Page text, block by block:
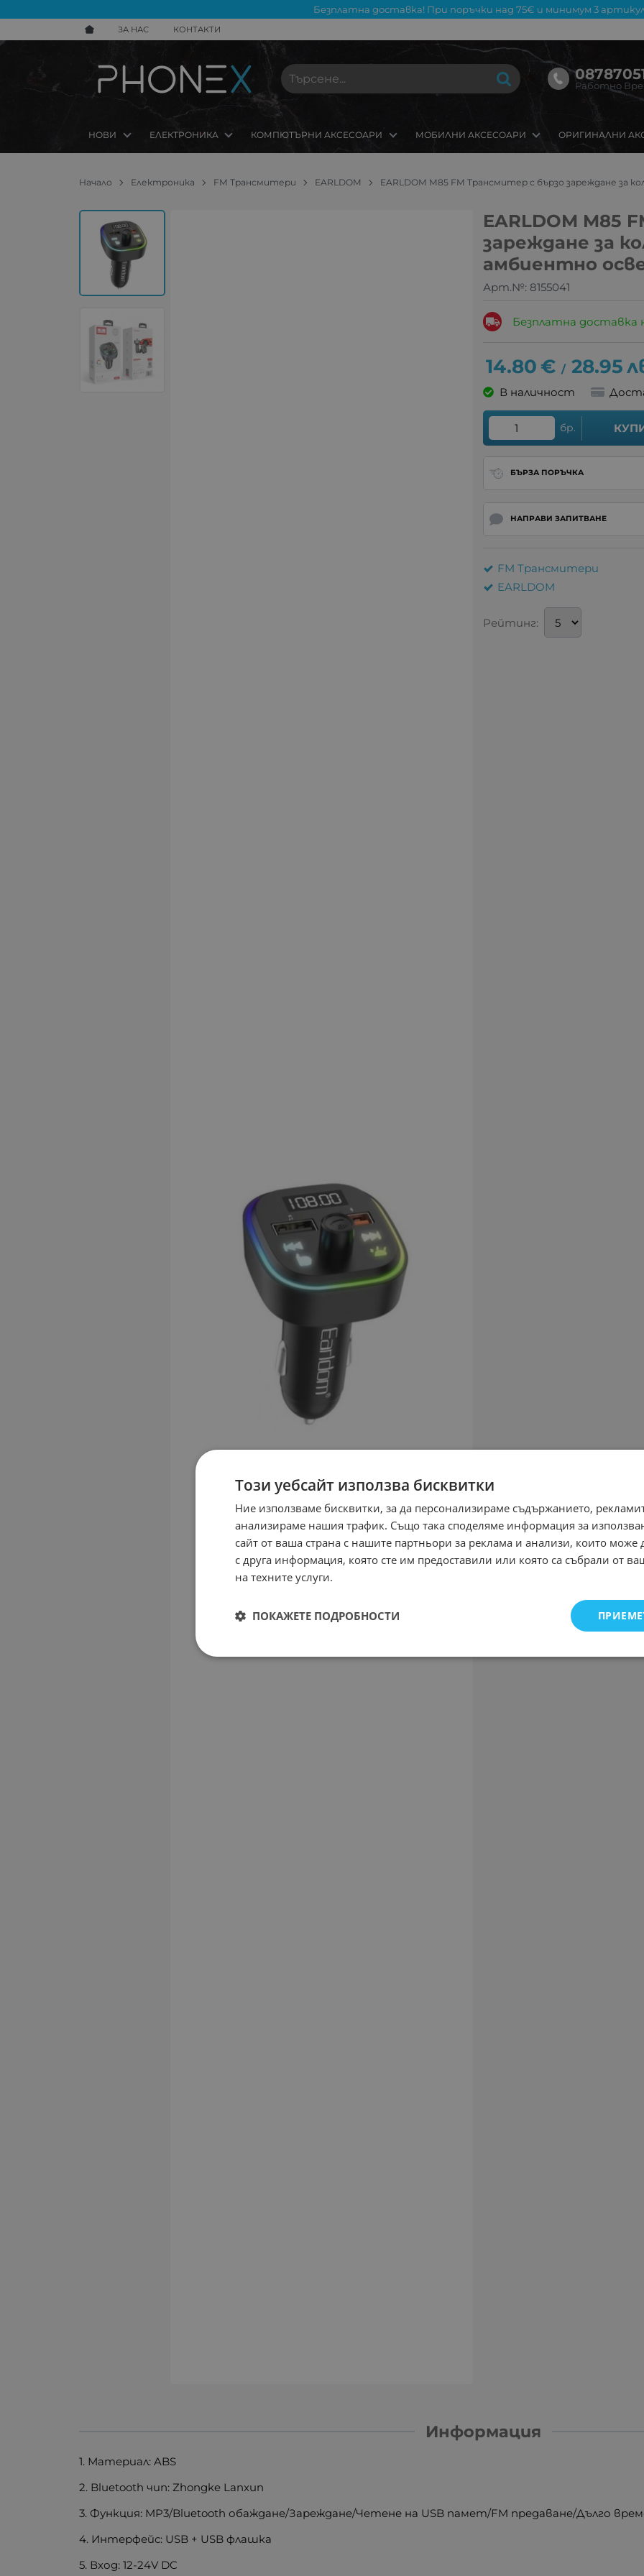
Безплатна доставка! При поръчки над 75€ и минимум 3
ЗА НАС КОНТАКТИ
Работно
НОВИ ЕЛЕКТРОНИКА КОМПЮТЪРНИ АКСЕСОАРИ МОБИЛНИ АКСЕСОАРИ ОРИГИНАЛНИ
Начало Електроника FM Трансмитери EARLDOM EARLDOM M85 FM Трансмитер с бързо зареждане за
EARLDOM M85
зареждане за
амбиентно
Арт.№: 8155041
Безплатна доставка
14.80 € / 28.95
В наличност
бр.
БЪРЗА ПОРЪЧКА
НАПРАВИ ЗАПИТВАНЕ
FM Трансмитери
EARLDOM
Рейтинг:
Информация
1. Материал: ABS
2. Bluetooth чип: Zhongke Lanxun
3. Функция: MP3/Bluetooth обаждане/Зареждане/Четене на USB памет/FM предаване/Дълго
4. Интерфейс: USB + USB флашка
5. Вход: 12-24V DC
Този уебсайт използва бисквитки
Ние използваме бисквитки, за да персонализираме съдържанието,
анализираме нашия трафик. Също така споделяме информация за
сайт от ваша страна с нашите партньори за реклама и анализи, които може
с друга информация, която сте им предоставили или която са събрали от
на техните услуги.
ПОКАЖЕТЕ ПОДРОБНОСТИ